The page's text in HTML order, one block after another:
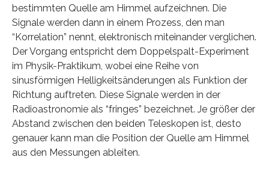
bestimmten Quelle am Himmel aufzeichnen. Die
Signale werden dann in einem Prozess, den man
“Korrelation” nennt, elektronisch miteinander verglichen.
Der Vorgang entspricht dem Doppelspalt-Experiment
im Physik-Praktikum, wobei eine Reihe von
sinusförmigen Helligkeitsänderungen als Funktion der
Richtung auftreten. Diese Signale werden in der
Radioastronomie als “fringes” bezeichnet. Je größer der
Abstand zwischen den beiden Teleskopen ist, desto
genauer kann man die Position der Quelle am Himmel
aus den Messungen ableiten.